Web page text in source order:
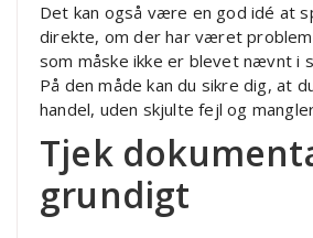
Det kan også være en god idé at
direkte, om der har været
som måske ikke er blevet nævnt i
På den måde kan du sikre dig, at
handel, uden skjulte fejl og
Tjek
grundigt